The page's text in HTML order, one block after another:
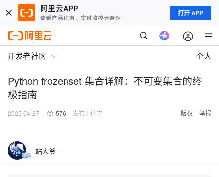
打开 APP
开发者社区 个人
Python frozenset 集合详解：不可变集合的终
极指南
2025-04-27 576 发布于辽宁 版权 举报
站大爷